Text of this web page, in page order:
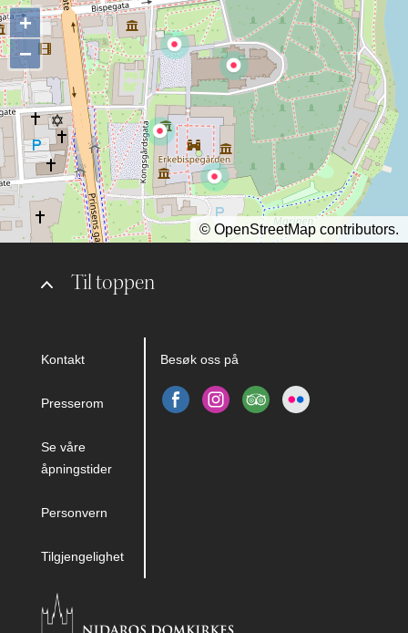
Til toppen
Kontakt
Presserom
Se våre
åpningstider
Personvern
Tilgjengelighet
Besøk oss på
+
−
© OpenStreetMap contributors.